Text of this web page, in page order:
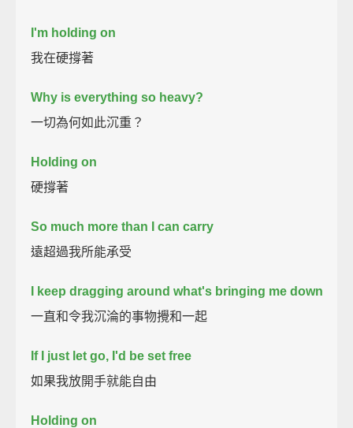
I'm holding on
我在硬撐著
Why is everything so heavy?
一切為何如此沉重？
Holding on
硬撐著
So much more than I can carry
遠超過我所能承受
I keep dragging around what's bringing me down
一直和令我沉淪的事物攪和一起
If I just let go, I'd be set free
如果我放開手就能自由
Holding on